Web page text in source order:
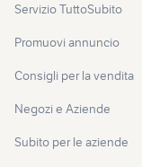
Servizio TuttoSubito
Promuovi annuncio
Consigli per la vendita
Negozi e Aziende
Subito per le aziende